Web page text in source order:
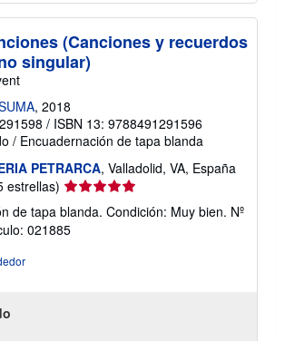
(Canciones y recuerdos
singular)
, 2018
/ ISBN 13: 9788491291596
/ Encuadernación de tapa blanda
PETRARCA, Valladolid, VA, España
estrellas) Calificación
del
vendedor:
5
de tapa blanda. Condición: Muy bien. Nº
021885